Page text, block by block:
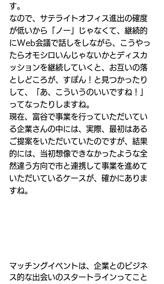
す。
なので、サテライトオフィス進出の確度
が低いから「ノー」じゃなくて、継続的
にWeb会議で話しをしながら、こうやっ
たらオモシロいんじゃないかとディスカ
ッションを継続していくと、お互いの落
としどころが、すぽん！と見つかったり
して、「あ、こういうのいいですね！」
ってなったりしますね。
現在、富谷で事業を行っていただいてい
る企業さんの中には、実際、最初はある
ご提案をいただいていたのですが、結果
的には、当初想像できなかったような全
然違う方向で市と連携して事業を進めて
いただいているケースが、確かにありま
すね。
マッチングイベントは、企業とのビジネ
ス的な出会いのスタートラインってこと